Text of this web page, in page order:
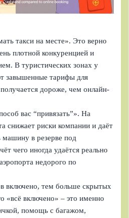
такси на месте». Это верно
плотной конкуренцией и
В туристических зонах у
завышенные тарифы для
дороже, чем онлайн-
вас “привязать”». На
снижает риски компании и даёт
машину в резерве под
чего иногда удаётся реально
недорого по
включено, тем больше скрытых
«всё включено» – это именно
помощь с багажом,